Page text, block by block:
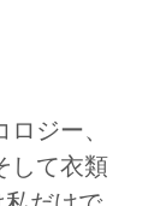
ジー、
して衣類